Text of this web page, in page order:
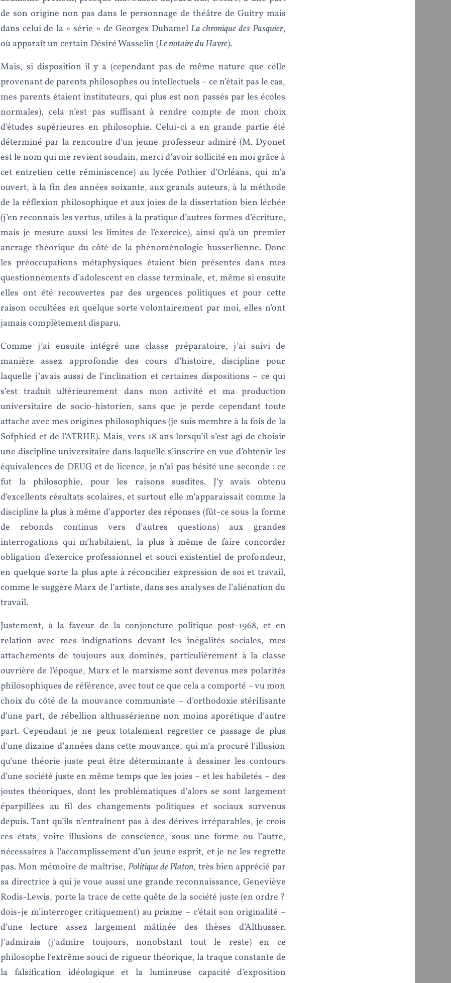
de son origine non pas dans le personnage de théâtre de Guitry mais
dans celui de la « série » de Georges DuhamelLa chronique des Pasquier,
où apparaît un certain Désiré Wasselin (Le notaire du Havre).
Mais, si disposition il y a (cependant pas de même nature que celle
provenant de parents philosophes ou intellectuels – ce n’était pas le cas,
mes parents étaient instituteurs, qui plus est non passés par les écoles
normales), cela n’est pas suffisant à rendre compte de mon choix
d’études supérieures en philosophie. Celui-ci a en grande partie été
déterminé par la rencontre d’un jeune professeur admiré (M. Dyonet
est le nom qui me revient soudain, merci d’avoir sollicité en moi grâce à
cet entretien cette réminiscence) au lycée Pothier d’Orléans, qui m’a
ouvert, à la fin des années soixante, aux grands auteurs, à la méthode
de la réflexion philosophique et aux joies de la dissertation bien léchée
(j’en reconnais les vertus, utiles à la pratique d’autres formes d’écriture,
mais je mesure aussi les limites de l’exercice), ainsi qu’à un premier
ancrage théorique du côté de la phénoménologie husserlienne. Donc
les préoccupations métaphysiques étaient bien présentes dans mes
questionnements d’adolescent en classe terminale, et, même si ensuite
elles ont été recouvertes par des urgences politiques et pour cette
raison occultées en quelque sorte volontairement par moi, elles n’ont
jamais complètement disparu.
Comme j’ai ensuite intégré une classe préparatoire, j’ai suivi de
manière assez approfondie des cours d’histoire, discipline pour
laquelle j’avais aussi de l’inclination et certaines dispositions – ce qui
s’est traduit ultérieurement dans mon activité et ma production
universitaire de socio-historien, sans que je perde cependant toute
attache avec mes origines philosophiques (je suis membre à la fois de la
Sofphied et de l’ATRHE). Mais, vers 18 ans lorsqu’il s’est agi de choisir
une discipline universitaire dans laquelle s’inscrire en vue d’obtenir les
équivalences de DEUG et de licence, je n’ai pas hésité une seconde : ce
fut la philosophie, pour les raisons susdites. J’y avais obtenu
d’excellents résultats scolaires, et surtout elle m’apparaissait comme la
discipline la plus à même d’apporter des réponses (fût-ce sous la forme
de rebonds continus vers d’autres questions) aux grandes
interrogations qui m’habitaient, la plus à même de faire concorder
obligation d’exercice professionnel et souci existentiel de profondeur,
en quelque sorte la plus apte à réconcilier expression de soi et travail,
comme le suggère Marx de l’artiste, dans ses analyses de l’aliénation du
travail.
Justement, à la faveur de la conjoncture politique post-1968, et en
relation avec mes indignations devant les inégalités sociales, mes
attachements de toujours aux dominés, particulièrement à la classe
ouvrière de l’époque, Marx et le marxisme sont devenus mes polarités
philosophiques de référence, avec tout ce que cela a comporté – vu mon
choix du côté de la mouvance communiste – d’orthodoxie stérilisante
d’une part, de rébellion althussérienne non moins aporétique d’autre
part. Cependant je ne peux totalement regretter ce passage de plus
d’une dizaine d’années dans cette mouvance, qui m’a procuré l’illusion
qu’une théorie juste peut être déterminante à dessiner les contours
d’une société juste en même temps que les joies – et les habiletés – des
joutes théoriques, dont les problématiques d’alors se sont largement
éparpillées au fil des changements politiques et sociaux survenus
depuis. Tant qu’ils n’entraînent pas à des dérives irréparables, je crois
ces états, voire illusions de conscience, sous une forme ou l’autre,
nécessaires à l’accomplissement d’un jeune esprit, et je ne les regrette
pas. Mon mémoire de maîtrise, Politique de Platon, très bien apprécié par
sa directrice à qui je voue aussi une grande reconnaissance, Geneviève
Rodis-Lewis, porte la trace de cette quête de la société juste (en ordre ?
dois-je m’interroger critiquement) au prisme – c’était son originalité –
d’une lecture assez largement mâtinée des thèses d’Althusser.
J’admirais (j’admire toujours, nonobstant tout le reste) en ce
philosophe l’extrême souci de rigueur théorique, la traque constante de
la falsification idéologique et la lumineuse capacité d’exposition